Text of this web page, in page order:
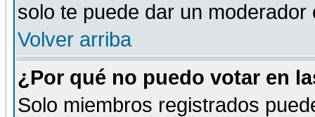
solo te puede dar un
Volver arriba
¿Por qué no puedo votar en
Solo miembros registrados